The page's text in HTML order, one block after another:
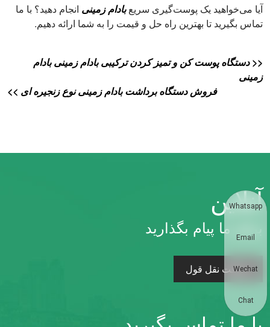
آیا می‌خواهید یک پوست‌گیری سریعبادام زمینی انجام دهید؟ با ما
تماس بگیرید تا بهترین راه حل و قیمت را به شما ارائه دهیم.
<< دستگاه پوست کن و تمیز کردن ترکیبی بادام زمینی بادام
زمینی
فروش دستگاه برداشت بادام زمینی نوع زنجیره ای >>
آنلاین
برای ما پیام بگذارید
دریافت نقل قول
Whatsapp
Email
Wechat
Chat